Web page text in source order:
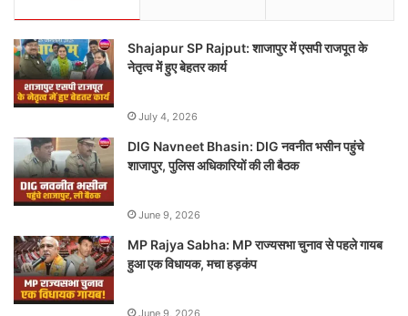
Shajapur SP Rajput: शाजापुर में एसपी राजपूत के
नेतृत्व में हुए बेहतर कार्य
July 4, 2026
DIG Navneet Bhasin: DIG नवनीत भसीन पहुंचे
शाजापुर, पुलिस अधिकारियों की ली बैठक
June 9, 2026
MP Rajya Sabha: MP राज्यसभा चुनाव से पहले गायब
हुआ एक विधायक, मचा हड़कंप
June 9, 2026